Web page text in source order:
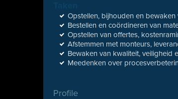
Opstellen, bijhouden en
Bestellen en coördineren van
Opstellen van offertes,
Afstemmen met monteurs,
Bewaken van kwaliteit, veiligheid
Meedenken over
Profile